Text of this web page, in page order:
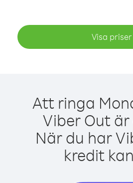
Visa priser
Att ringa
Viber Out
När du har
kredit